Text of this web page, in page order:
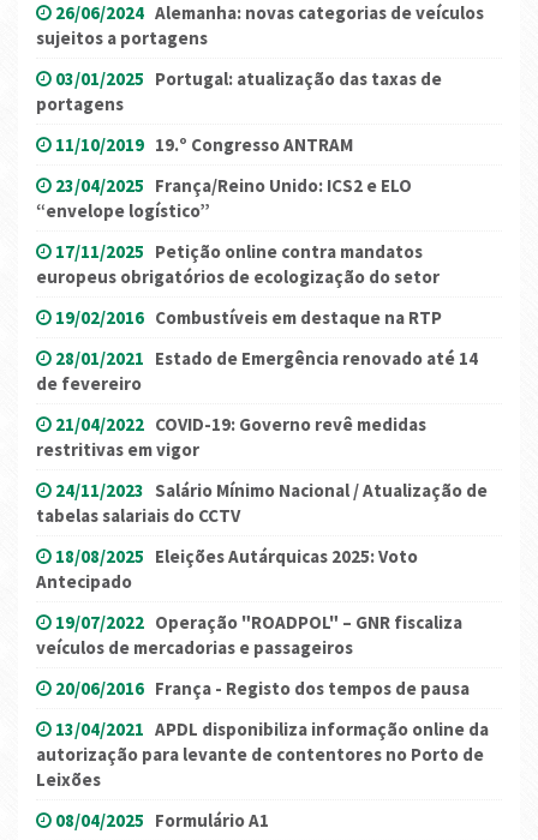
26/06/2024 Alemanha: novas categorias de veículos
sujeitos a portagens
03/01/2025 Portugal: atualização das taxas de
portagens
11/10/2019 19.º Congresso ANTRAM
23/04/2025 França/Reino Unido: ICS2 e ELO
“envelope logístico”
17/11/2025 Petição online contra mandatos
europeus obrigatórios de ecologização do setor
19/02/2016 Combustíveis em destaque na RTP
28/01/2021 Estado de Emergência renovado até 14
de fevereiro
21/04/2022 COVID-19: Governo revê medidas
restritivas em vigor
24/11/2023 Salário Mínimo Nacional / Atualização de
tabelas salariais do CCTV
18/08/2025 Eleições Autárquicas 2025: Voto
Antecipado
19/07/2022 Operação "ROADPOL" – GNR fiscaliza
veículos de mercadorias e passageiros
20/06/2016 França - Registo dos tempos de pausa
13/04/2021 APDL disponibiliza informação online da
autorização para levante de contentores no Porto de
Leixões
08/04/2025 Formulário A1